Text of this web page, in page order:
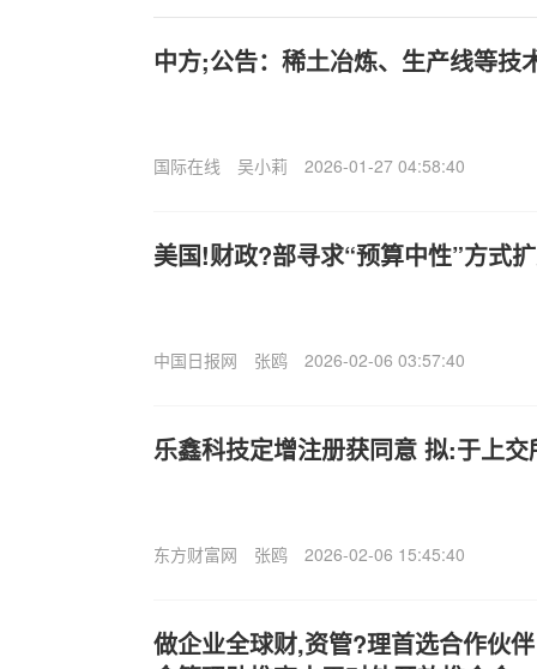
中方;公告：稀土冶炼、生产线等技
国际在线 吴小莉 2026-01-27 04:58:40
美国!财政?部寻求“预算中性”方式
中国日报网 张鸥 2026-02-06 03:57:40
乐鑫科技定增注册获同意 拟:于上交
东方财富网 张鸥 2026-02-06 15:45:40
做企业全球财,资管?理首选合作伙